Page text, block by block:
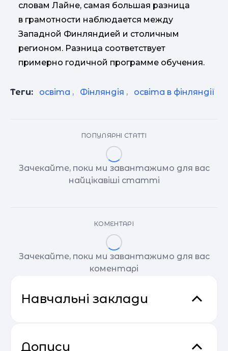
словам Лайне, самая большая разница
в грамотности наблюдается между
Западной Финляндией и столичным
регионом. Разница соответствует
примерно годичной программе обучения.
Теги: освіта , Фінляндія , освіта в фінляндії
ПОПУЛЯРНІ СТАТТІ
Зачекайте, поки ми завантажимо для вас
найцікавіші статті
КОМЕНТАРІ
Зачекайте, поки ми завантажимо для вас
коментарі
Навчальні заклади
Дописи